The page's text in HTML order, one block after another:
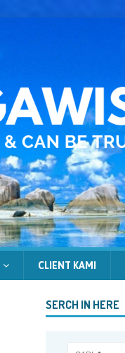
CLIENT KAMI
SERCH IN HERE